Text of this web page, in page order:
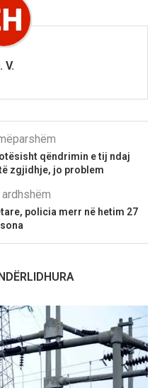
V.
qëndrimin e tij ndaj
zgjidhje, jo problem
policia merr në hetim 27